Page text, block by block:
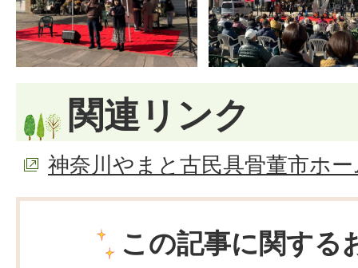
関連リンク
神奈川やまと古民具骨董市ホ
この記事に関する